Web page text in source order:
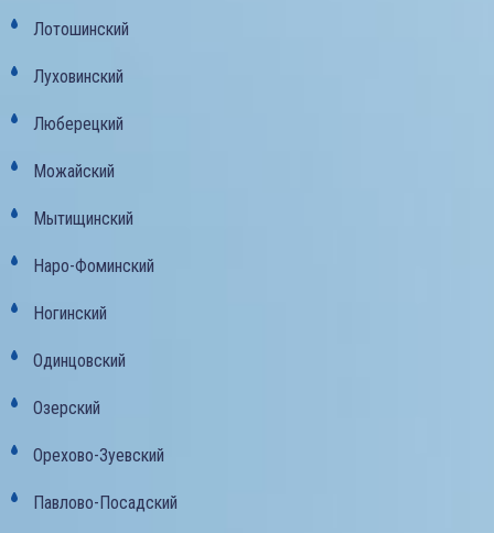
Лотошинский
Луховинский
Люберецкий
Можайский
Мытищинский
Наро-Фоминский
Ногинский
Одинцовский
Озерский
Орехово-Зуевский
Павлово-Посадский